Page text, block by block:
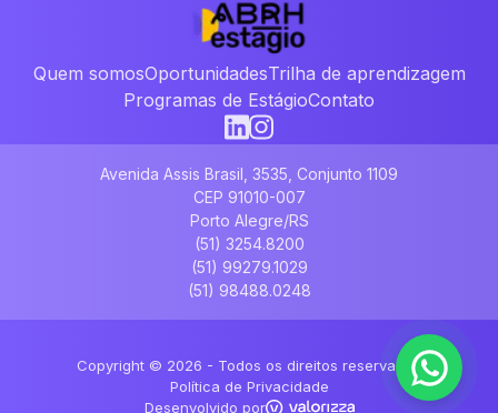
Quem somosOportunidadesTrilha de aprendizagem
Programas de EstágioContato
Avenida Assis Brasil, 3535, Conjunto 1109
CEP 91010-007
Porto Alegre/RS
(51) 3254.8200
(51) 99279.1029
(51) 98488.0248
Copyright © 2026 - Todos os direitos reservados
Política de Privacidade
Desenvolvido por